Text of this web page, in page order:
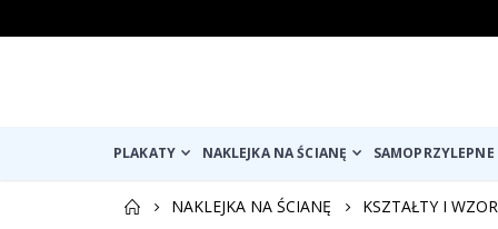
PLAKATY NAKLEJKA NA ŚCIANĘ
NAKLEJKA NA ŚCIANĘ
KSZTAŁTY I